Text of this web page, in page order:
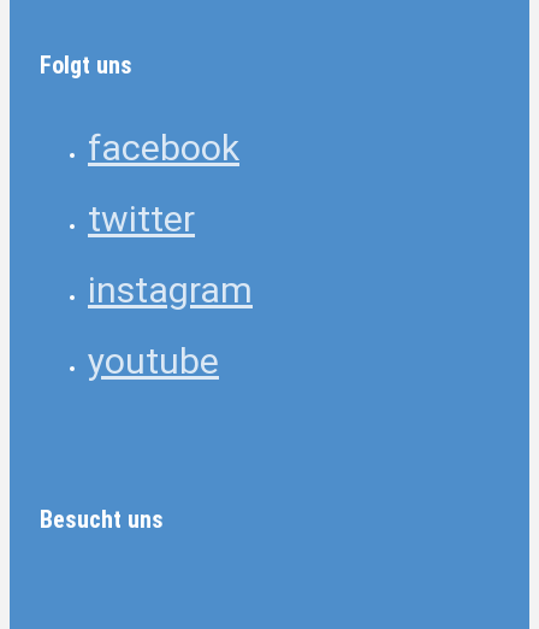
Folgt uns
facebook
twitter
instagram
youtube
Besucht uns